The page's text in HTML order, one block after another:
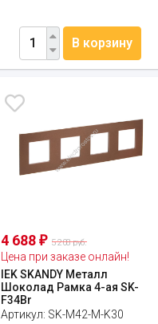
В корзину
4 688₽ 5 208 руб.
Цена при заказе онлайн!
IEK SKANDY Металл
Шоколад Рамка 4-ая SK-
F34Br
Артикул: SK-M42-M-K30